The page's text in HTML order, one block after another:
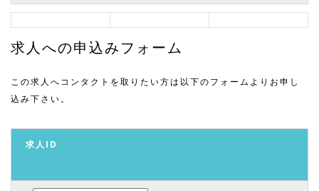
求人への申込みフォーム
この求人へコンタクトを取りたい方は以下のフォームよりお申し
込み下さい。
求人ID